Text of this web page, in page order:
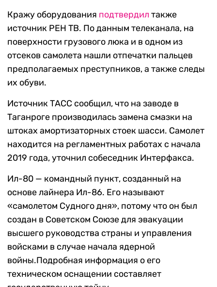
Кражу оборудования подтвердил также
источник РЕН ТВ. По данным телеканала, на
поверхности грузового люка и в одном из
отсеков самолета нашли отпечатки пальцев
предполагаемых преступников, а также следы
их обуви.
Источник ТАСС сообщил, что на заводе в
Таганроге производилась замена смазки на
штоках амортизаторных стоек шасси. Самолет
находится на регламентных работах с начала
2019 года, уточнил собеседник Интерфакса.
Ил-80 — командный пункт, созданный на
основе лайнера Ил-86. Его называют
«самолетом Судного дня», потому что он был
создан в Советском Союзе для эвакуации
высшего руководства страны и управления
войсками в случае начала ядерной
войны.Подробная информация о его
техническом оснащении составляет